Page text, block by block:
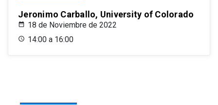
Jeronimo Carballo, University of Colorado
18 de Noviembre de 2022
14:00 a 16:00